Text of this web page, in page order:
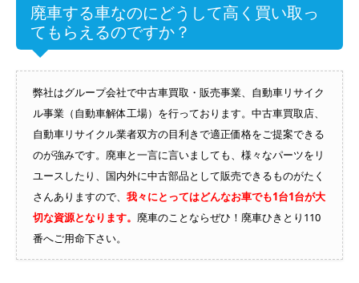
廃車する車なのにどうして高く買い取っ
てもらえるのですか？
弊社はグループ会社で中古車買取・販売事業、自動車リサイク
ル事業（自動車解体工場）を行っております。中古車買取店、
自動車リサイクル業者双方の目利きで適正価格をご提案できる
のが強みです。廃車と一言に言いましても、様々なパーツをリ
ユースしたり、国内外に中古部品として販売できるものがたく
さんありますので、 我々にとってはどんなお車でも1台1台が大
切な資源となります。 廃車のことならぜひ！廃車ひきとり110
番へご用命下さい。